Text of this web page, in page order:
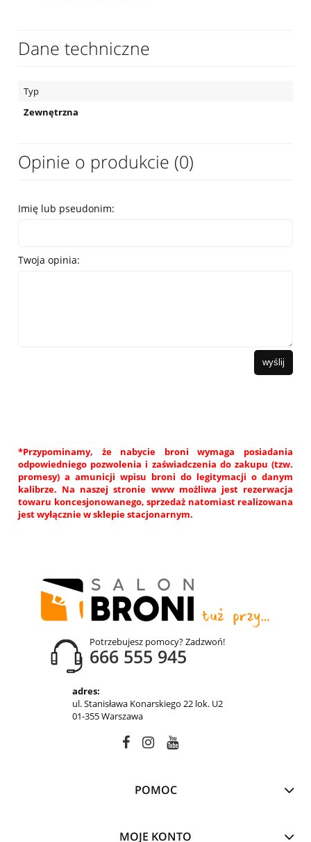
Dane techniczne
Typ
Zewnętrzna
Opinie o produkcie (0)
Imię lub pseudonim:
Twoja opinia:
wyślij
*Przypominamy, że nabycie broni wymaga posiadania
odpowiedniego pozwolenia i zaświadczenia do zakupu (tzw.
promesy) a amunicji wpisu broni do legitymacji o danym
kalibrze. Na naszej stronie www możliwa jest rezerwacja
towaru koncesjonowanego, sprzedaż natomiast realizowana
jest wyłącznie w sklepie stacjonarnym.
Potrzebujesz pomocy? Zadzwoń!
666 555 945
adres:
ul. Stanisława Konarskiego 22 lok. U2
01-355 Warszawa
POMOC
MOJE KONTO